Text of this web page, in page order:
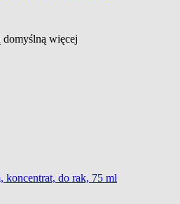
domyślną więcej
koncentrat, do rak, 75 ml